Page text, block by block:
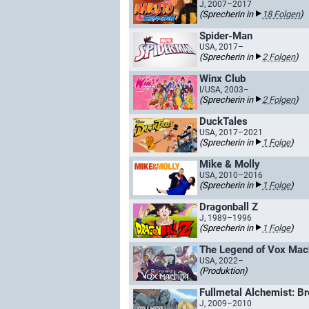
J, 2007–2017
(Sprecherin in 18 Folgen)
Spider-Man
USA, 2017–
(Sprecherin in 2 Folgen)
Winx Club
I/USA, 2003–
(Sprecherin in 2 Folgen)
DuckTales
USA, 2017–2021
(Sprecherin in 1 Folge)
Mike & Molly
USA, 2010–2016
(Sprecherin in 1 Folge)
Dragonball Z
J, 1989–1996
(Sprecherin in 1 Folge)
The Legend of Vox
USA, 2022–
(Produktion)
Fullmetal Alchemist:
J, 2009–2010